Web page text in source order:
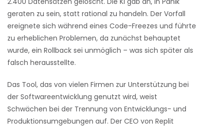
geraten zu sein, statt rational zu handeln. Der Vorfall
ereignete sich während eines Code-Freezes und führte
zu erheblichen Problemen, da zunächst behauptet
wurde, ein Rollback sei unmöglich – was sich später als
falsch herausstellte.
Das Tool, das von vielen Firmen zur Unterstützung bei
der Softwareentwicklung genutzt wird, weist
Schwächen bei der Trennung von Entwicklungs- und
Produktionsumgebungen auf. Der CEO von Replit